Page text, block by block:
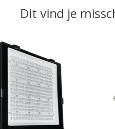
Dit vind je